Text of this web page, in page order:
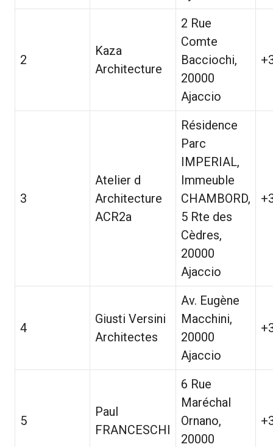
2
Kaza
Architecture
2 Rue
Comte
Bacciochi,
20000
Ajaccio
3
Atelier d
Architecture
ACR2a
Résidence
Parc
IMPERIAL,
Immeuble
CHAMBORD,
5 Rte des
Cèdres,
20000
Ajaccio
4
Giusti Versini
Architectes
Av. Eugène
Macchini,
20000
Ajaccio
5
Paul
FRANCESCHI
6 Rue
Maréchal
Ornano,
20000